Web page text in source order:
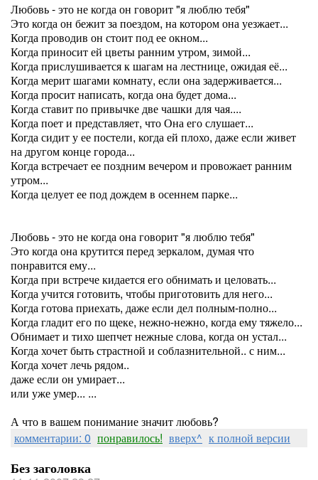
Любовь - это не когда он говорит "я люблю тебя"
Это когда он бежит за поездом, на котором она уезжает...
Когда проводив он стоит под ее окном...
Когда приносит ей цветы ранним утром, зимой...
Когда прислушивается к шагам на лестнице, ожидая её...
Когда мерит шагами комнату, если она задерживается...
Когда просит написать, когда она будет дома...
Когда ставит по привычке две чашки для чая....
Когда поет и представляет, что Она его слушает...
Когда сидит у ее постели, когда ей плохо, даже если живет
на другом конце города...
Когда встречает ее поздним вечером и провожает ранним
утром...
Когда целует ее под дождем в осеннем парке...
Любовь - это не когда она говорит "я люблю тебя"
Это когда она крутится перед зеркалом, думая что
понравится ему...
Когда при встрече кидается его обнимать и целовать...
Когда учится готовить, чтобы приготовить для него...
Когда готова приехать, даже если дел полным-полно...
Когда гладит его по щеке, нежно-нежно, когда ему тяжело...
Обнимает и тихо шепчет нежные слова, когда он устал...
Когда хочет быть страстной и соблазнительной.. с ним...
Когда хочет лечь рядом..
даже если он умирает...
или уже умер... ...
А что в вашем понимание значит любовь?
комментарии: 0 понравилось! вверх^ к полной версии
Без заголовка